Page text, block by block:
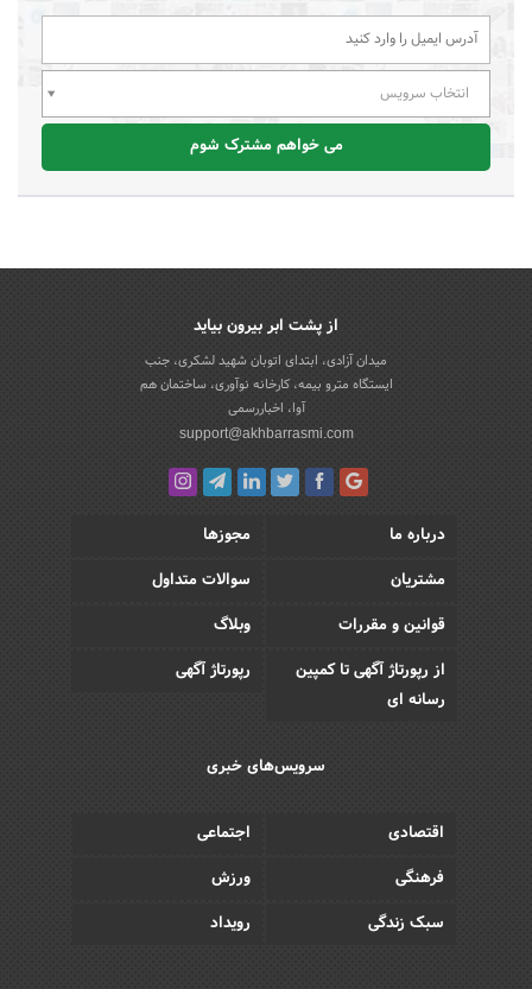
انتخاب سرویس
می خواهم مشترک شوم
از پشت ابر بیرون بیاید
میدان آزادی، ابتدای اتوبان شهید لشکری، جنب
ایستگاه مترو بیمه، کارخانه نوآوری، ساختمان هم
آوا، اخباررسمی
support@akhbarrasmi.com
درباره ما
مجوزها
مشتریان
سوالات متداول
قوانین و مقررات
وبلاگ
از رپورتاژ آگهی تا کمپین
رسانه ای
رپورتاژ آگهی
سرویس‌های خبری
اقتصادی
اجتماعی
فرهنگی
ورزش
سبک زندگی
رویداد